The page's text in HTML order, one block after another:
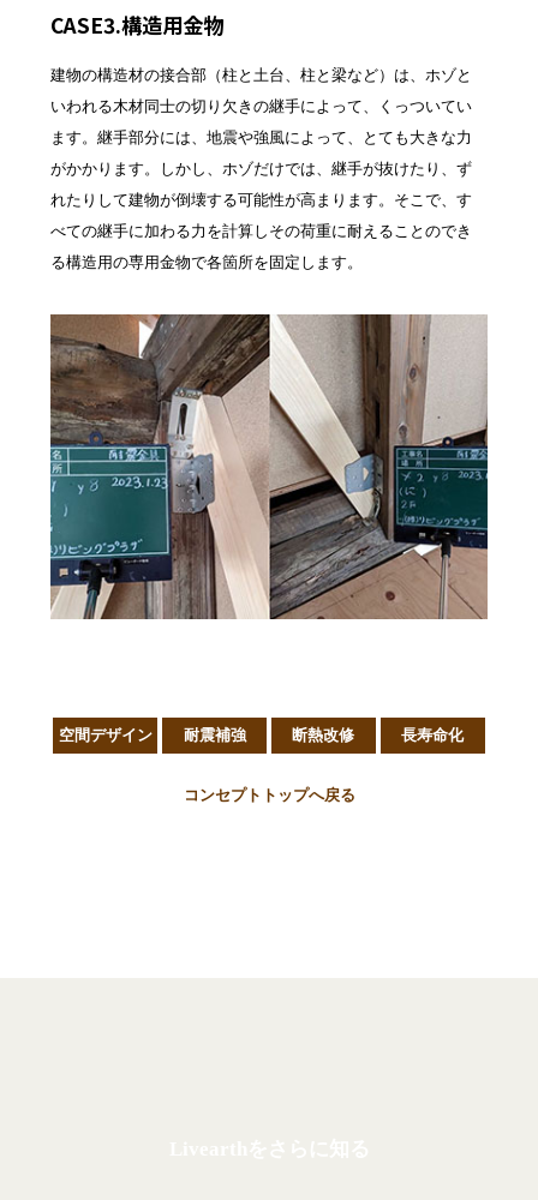
CASE3.構造用金物
建物の構造材の接合部（柱と土台、柱と梁など）は、ホゾと
いわれる木材同士の切り欠きの継手によって、くっついてい
ます。継手部分には、地震や強風によって、とても大きな力
がかかります。しかし、ホゾだけでは、継手が抜けたり、ず
れたりして建物が倒壊する可能性が高まります。そこで、す
べての継手に加わる力を計算しその荷重に耐えることのでき
る構造用の専用金物で各箇所を固定します。
空間デザイン 耐震補強 断熱改修 長寿命化
コンセプトトップへ戻る